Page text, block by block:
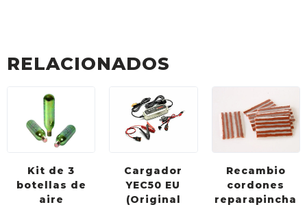
RELACIONADOS
Kit de 3
botellas de
aire
Cargador
YEC50 EU
(Original
Recambio
cordones
reparapincha